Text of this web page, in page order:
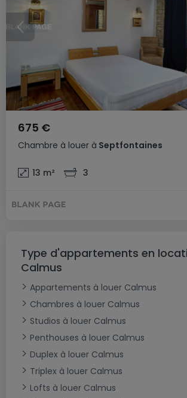
Chambre à louer à Septfontaines
675 €
13 m² 3
Type d'appartements en
Calmus
Appartements à louer Calmus
Chambres à louer Calmus
Studios à louer Calmus
Penthouses à louer Calmus
Duplex à louer Calmus
Triplex à louer Calmus
Lofts à louer Calmus